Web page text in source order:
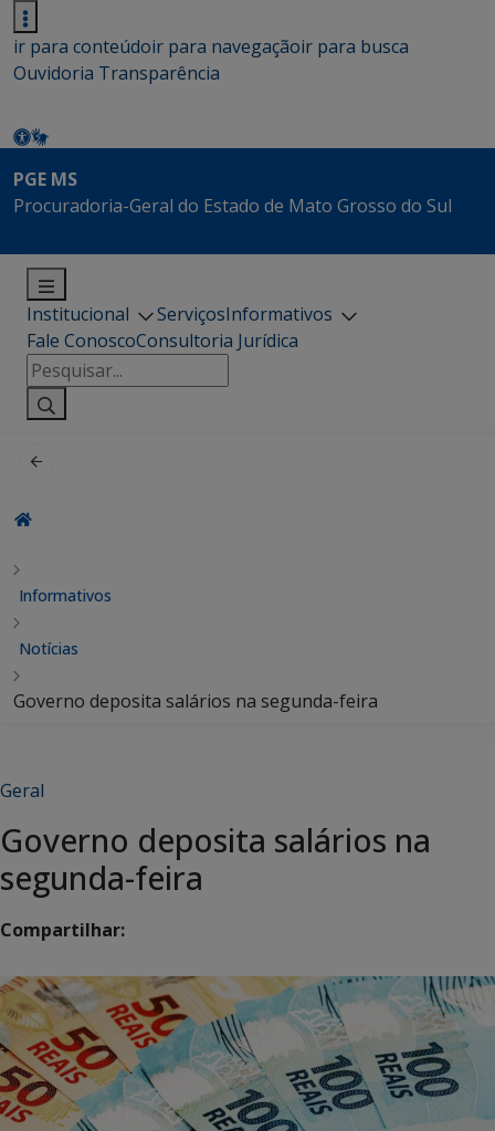
ir para conteúdoir para navegaçãoir para busca
Ouvidoria Transparência
PGE MS
Procuradoria-Geral do Estado de Mato Grosso do Sul
Institucional ServiçosInformativos
Fale ConoscoConsultoria Jurídica
Pesquisar
por:
Informativos
Notícias
Governo deposita salários na segunda-feira
Geral
Governo deposita salários na
segunda-feira
Compartilhar: